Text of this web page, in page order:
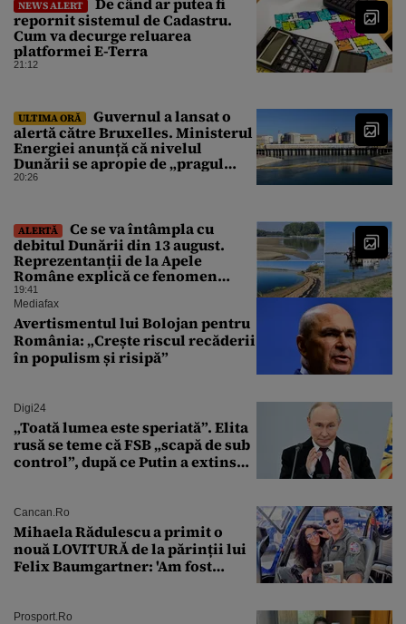
NEWS ALERT
repornit sistemul de Cadastru.
Cum va decurge reluarea
platformei E-Terra
21:12
ULTIMA ORĂ
Guvernul a lansat o
alertă către Bruxelles. Ministerul
Energiei anunță că nivelul
Dunării se apropie de „pragul
critic”, iar centrala de la
20:26
ALERTĂ
Ce se va întâmpla cu
debitul Dunării din 13 august.
Reprezentanții de la Apele
Române explică ce fenomen
urmează
19:41
Mediafax
Avertismentul lui Bolojan pentru
România: „Crește riscul recăderii
în populism și risipă”
Digi24
„Toată lumea este speriată”. Elita
rusă se teme că FSB „scapă de sub
control”, după ce Putin a extins
Cancan.ro
Mihaela Rădulescu a primit o
nouă LOVITURĂ de la părinții lui
Felix Baumgartner: 'Am fost
Prosport.ro